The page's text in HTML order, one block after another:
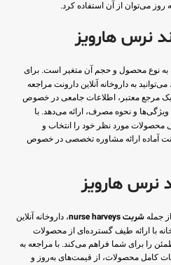
نرس هارویز
به نوع محصول و حجم آن متغیر است. برای
به داروخانه آنلاین دارونت مراجعه
یک مرجع معتبر، اطلاعات جامعی در خصوص
ویژگی‌ها و نحوه مصرف، ارائه می‌دهد. با
محصولات مورد نظر خود را انتخاب و
آماده ارائه مشاوره تخصصی در خصوص
نرس هارویز
جمله شربت nurse harveys
، داروخانه آنلاین
با ارائه طیف گسترده‌ای از محصولات
را برای شما فراهم می‌کند. با مراجعه به
کامل محصولات، از قیمت‌های به‌روز و